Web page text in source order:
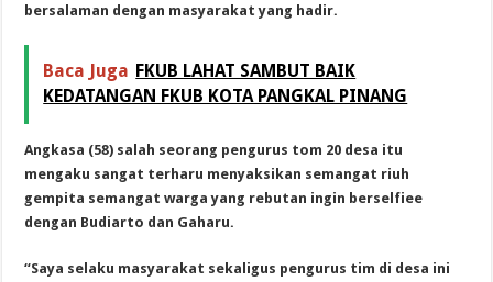
bersalaman dengan masyarakat yang hadir.
Baca Juga FKUB LAHAT SAMBUT BAIK
KEDATANGAN FKUB KOTA PANGKAL PINANG
Angkasa (58) salah seorang pengurus tom 20 desa itu
mengaku sangat terharu menyaksikan semangat riuh
gempita semangat warga yang rebutan ingin berselfiee
dengan Budiarto dan Gaharu.
“Saya selaku masyarakat sekaligus pengurus tim di desa ini